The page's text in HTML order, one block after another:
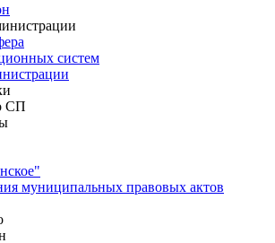
систем
СП
муниципальных правовых актов